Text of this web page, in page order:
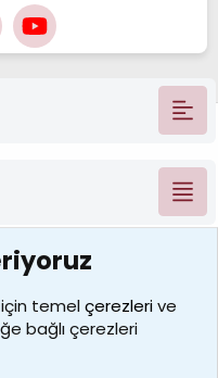
için temelçerezlerive
bağlı çerezleri